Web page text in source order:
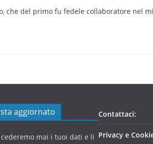
che del primo fu fedele collaboratore nel
aggiornato
mai i tuoi dati e li
Contattaci:
Privacy e